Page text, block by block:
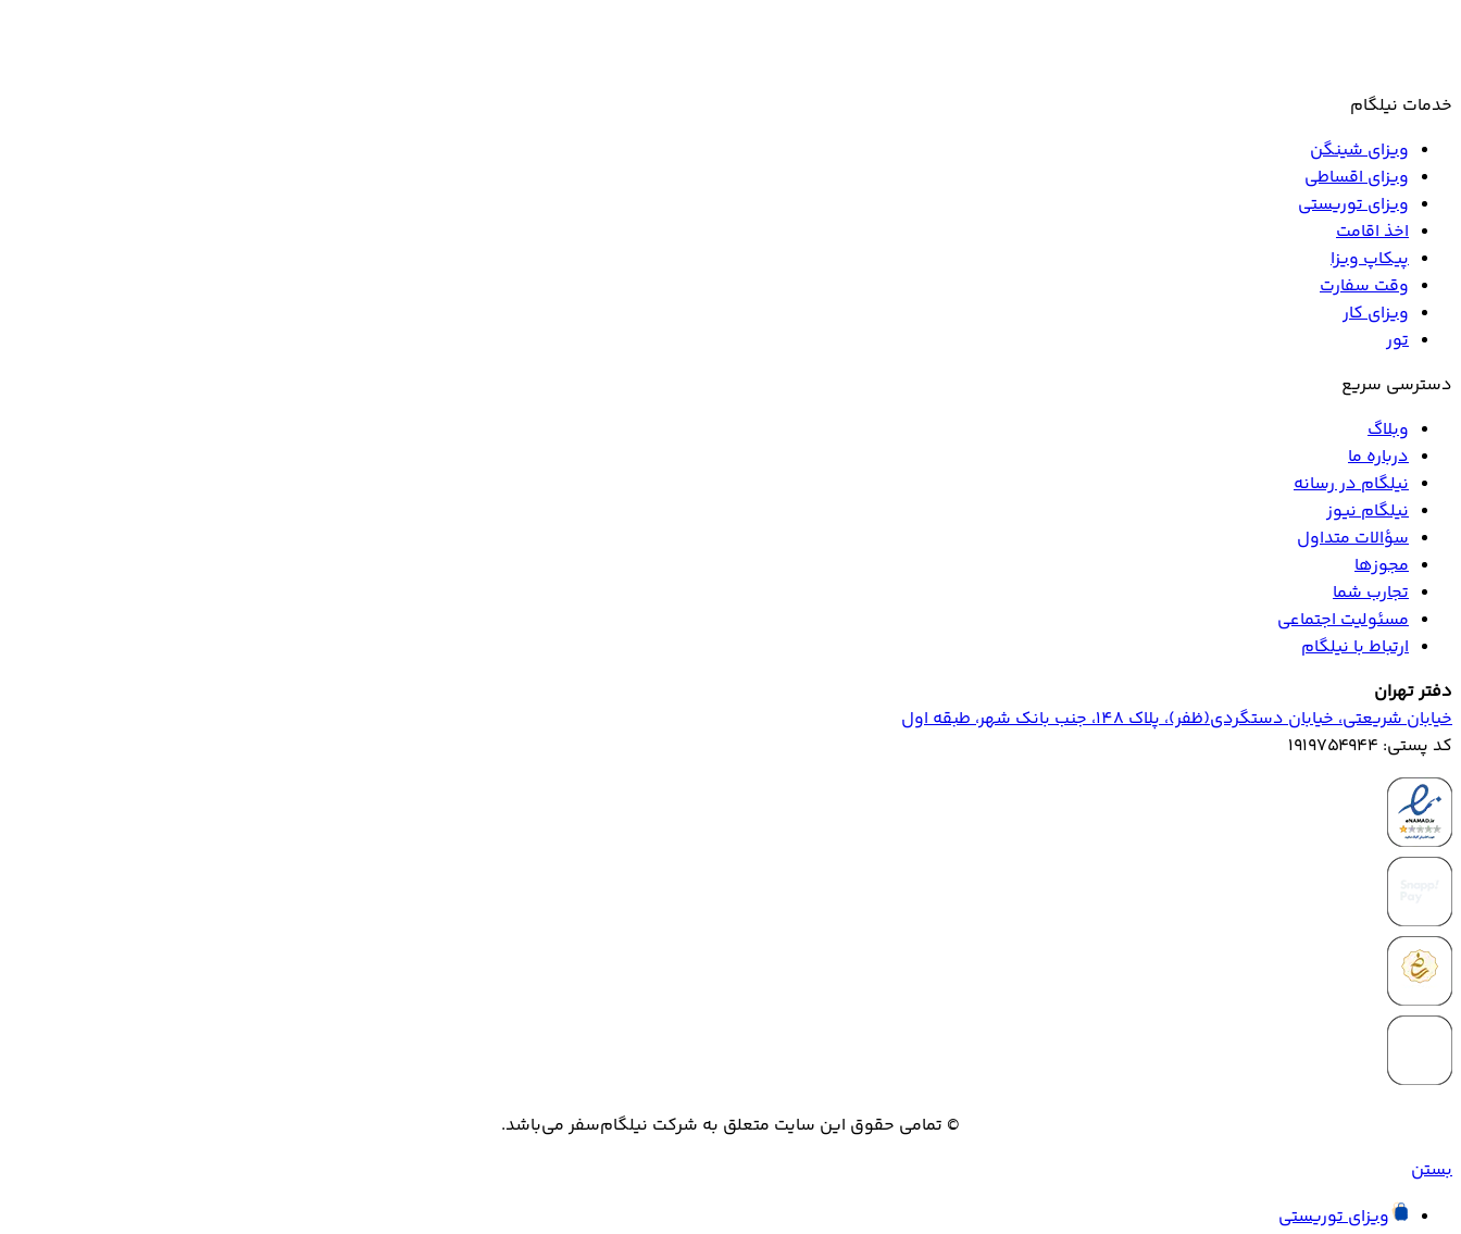
خدمات نیلگام
ویزای شینگن
ویزای اقساطی
ویزای توریستی
اخذ اقامت
پیکاپ ویزا
وقت سفارت
ویزای کار
تور
دسترسی سریع
وبلاگ
درباره ما
نیلگام در رسانه
نیلگام نیوز
سؤالات متداول
مجوزها
تجارب شما
مسئولیت اجتماعی
ارتباط با نیلگام
دفتر تهران
خیابان‌ شریعتی، خیابان‌ دستگردی(ظفر)، پلاک 148، جنب بانک شهر، طبقه اول
کد پستی: ۱۹۱۹۷۵۴۹۴۴
© تمامی حقوق این سایت متعلق به شرکت نیلگام‌سفر می‌باشد.
بستن
ویزای توریستی